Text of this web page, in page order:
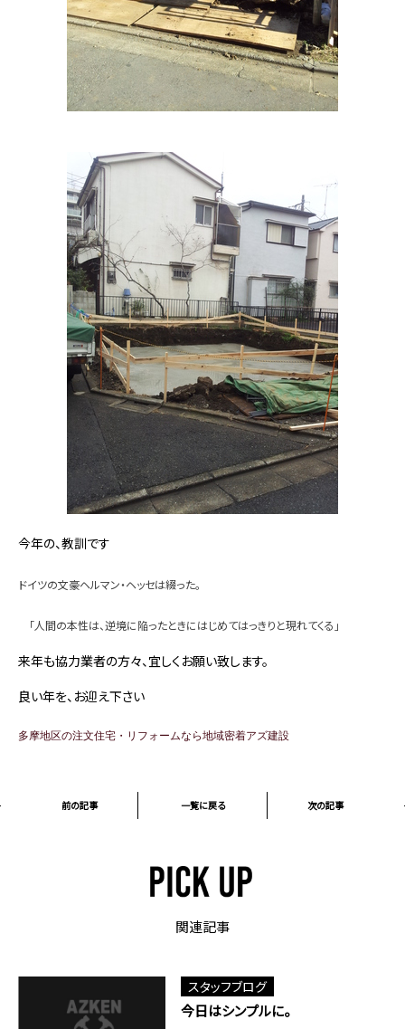
今年の、教訓です
ドイツの文豪ヘルマン・ヘッセは綴った。
「人間の本性は、逆境に陥ったときにはじめてはっきりと現れてくる」
来年も協力業者の方々、宜しくお願い致します。
良い年を、お迎え下さい
多摩地区の注文住宅・リフォームなら地域密着アズ建設
前の記事 一覧に戻る 次の記事
関連記事
スタッフブログ
今日はシンプルに。